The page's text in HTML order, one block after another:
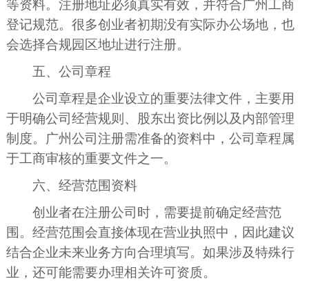
等资料。注册地址必须真实有效，并符合广州工商
登记规范。很多创业者初期没有实际办公场地，也
会选择合规园区地址进行注册。
五、公司章程
公司章程是企业设立的重要法律文件，主要用
于明确公司经营规则、股东出资比例以及内部管理
制度。广州公司注册需准备的资料中，公司章程属
于工商审核的重要文件之一。
六、经营范围资料
创业者在注册公司时，需要提前确定经营范
围。经营范围会直接体现在营业执照中，因此建议
结合企业未来业务方向合理填写。如果涉及特殊行
业，还可能需要办理相关许可资质。